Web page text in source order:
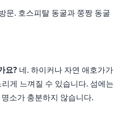
문. 호스피탈 동굴과 쭝짱 동굴
요? 네. 하이커나 자연 애호가가
게 느껴질 수 있습니다. 섬에는
소가 충분하지 않습니다.